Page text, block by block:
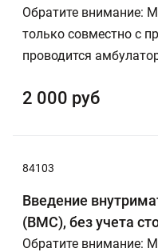
Обратите внимание:
только совместно с
проводится
2 000 руб
84103
Введение
(ВМС), без учета
Обратите внимание: